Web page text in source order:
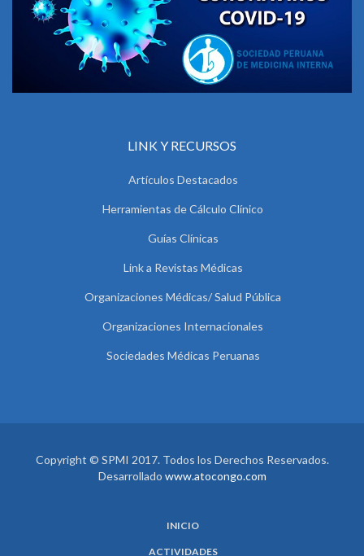
LINK Y RECURSOS
Artículos Destacados
Herramientas de Cálculo Clínico
Guías Clínicas
Link a Revistas Médicas
Organizaciones Médicas/ Salud Pública
Organizaciones Internacionales
Sociedades Médicas Peruanas
Copyright © SPMI 2017. Todos los Derechos Reservados.
Desarrollado www.atocongo.com
INICIO
ACTIVIDADES